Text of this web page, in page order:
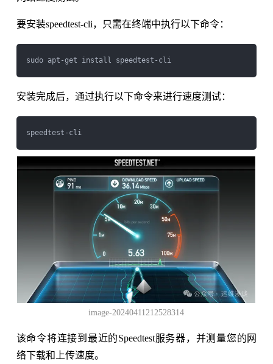
要安装speedtest-cli，只需在终端中执行以下命令：
安装完成后，通过执行以下命令来进行速度测试：
image-20240411212528314
该命令将连接到最近的Speedtest服务器，并测量您的网
络下载和上传速度。